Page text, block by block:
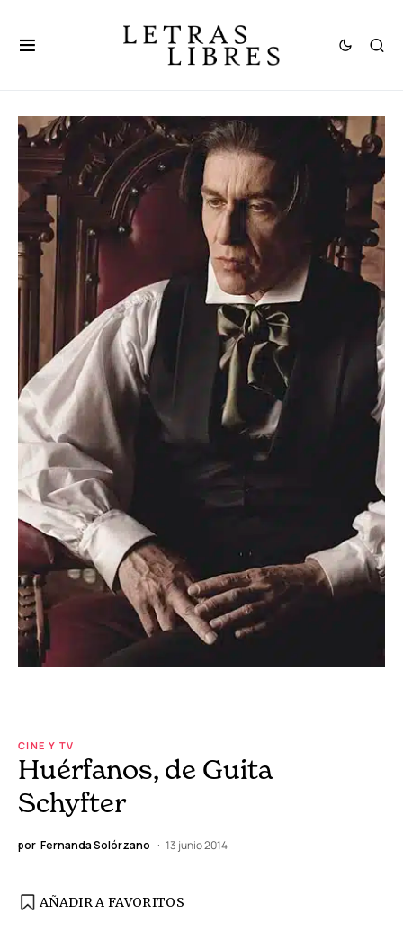
CINE Y TV
Huérfanos, de Guita
Schyfter
por Fernanda Solórzano 13 junio 2014
AÑADIR A FAVORITOS